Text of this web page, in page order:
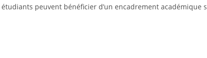
peuvent bénéficier d’un encadrement académique